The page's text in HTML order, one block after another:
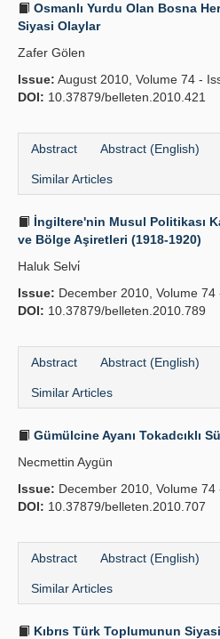
Osmanlı Yurdu Olan Bosna
Siyasi Olaylar
Zafer Gölen
Issue: August 2010, Volume 74 -
DOI: 10.37879/belleten.2010.421
Abstract Abstract (English)
Similar Articles
İngiltere'nin Musul Politikası
ve Bölge Aşiretleri (1918-1920)
Haluk Selvi̇
Issue: December 2010, Volume 74
DOI: 10.37879/belleten.2010.789
Abstract Abstract (English)
Similar Articles
Gümülcine Ayanı Tokadcıklı
Necmettin Aygün
Issue: December 2010, Volume 74
DOI: 10.37879/belleten.2010.707
Abstract Abstract (English)
Similar Articles
Kıbrıs Türk Toplumunun